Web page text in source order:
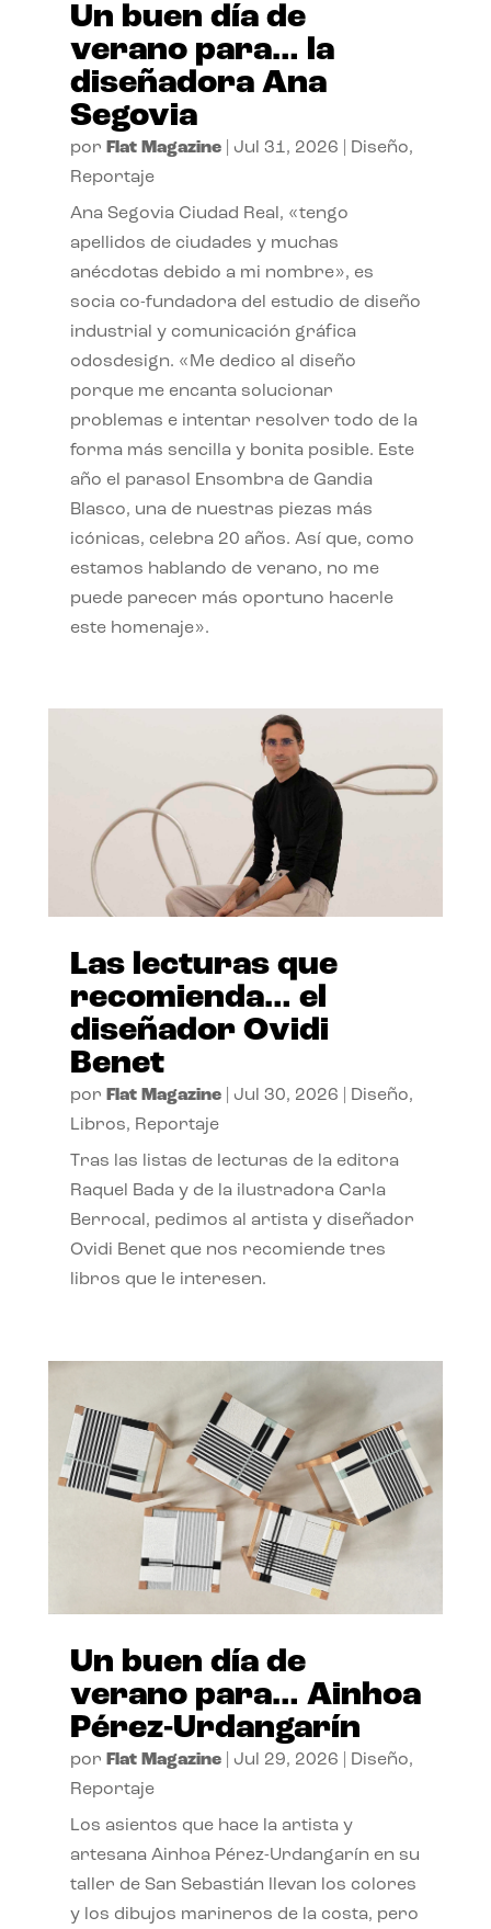
Un buen día de
verano para… la
diseñadora Ana
Segovia
por Flat Magazine| Jul 31, 2026 Diseño,
Reportaje
Ana Segovia Ciudad Real, «tengo
apellidos de ciudades y muchas
anécdotas debido a mi nombre», es
socia co-fundadora del estudio de diseño
industrial y comunicación gráfica
odosdesign. «Me dedico al diseño
porque me encanta solucionar
problemas e intentar resolver todo de la
forma más sencilla y bonita posible. Este
año el parasol Ensombra de Gandia
Blasco, una de nuestras piezas más
icónicas, celebra 20 años. Así que, como
estamos hablando de verano, no me
puede parecer más oportuno hacerle
este homenaje».
Las lecturas que
recomienda… el
diseñador Ovidi
Benet
por Flat Magazine| Jul 30, 2026 Diseño,
Libros, Reportaje
Tras las listas de lecturas de la editora
Raquel Bada y de la ilustradora Carla
Berrocal, pedimos al artista y diseñador
Ovidi Benet que nos recomiende tres
libros que le interesen.
Un buen día de
verano para… Ainhoa
Pérez-Urdangarín
por Flat Magazine| Jul 29, 2026 Diseño,
Reportaje
Los asientos que hace la artista y
artesana Ainhoa Pérez-Urdangarín en su
taller de San Sebastián llevan los colores
y los dibujos marineros de la costa, pero